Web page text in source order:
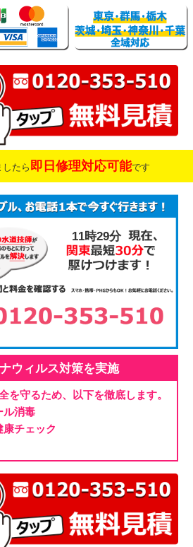
たら 即日修理対応可能です
11時29分
ウィルス対策を実施
を守るため、以下を徹底します。
ル消毒
チェック